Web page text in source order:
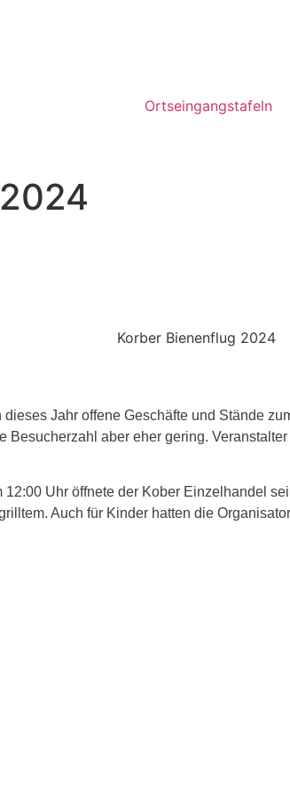
Ortseingangstafeln
dieses Jahr offene Geschäfte und Stände
aber eher gering.
Uhr öffnete der Kober Einzelhandel
Auch für Kinder hatten die